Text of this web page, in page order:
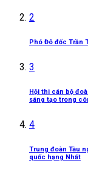
2
Phó Đô đốc Trần
3
Hội thi cán bộ
sáng tạo trong
4
Trung đoàn Tàu
quốc hạng Nhất